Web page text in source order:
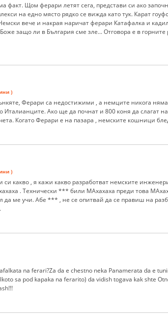
факт. Щом ферари летят сега, представи си ако
на едно място рядко се вижда като тук. Карат
вече и накрая наричат ферари Катафалка и
защо ли в България сме зле... Отговора е в горните
)
Ферари са недостижими , а немците никога
Италианците. Ако ще да почнат и 800 коня да слагат
Когато Ферари е на пазара , немските кошници
)
какво , я кажи какво разработват немските
. Технически *** били МАхахаха преди това
да ме учи. Абе *** , не се опитвай да се правиш на
na ferari?Za da e chestno neka Panamerata da e
sa pod kapaka na ferarito) da vidish togava kak shte